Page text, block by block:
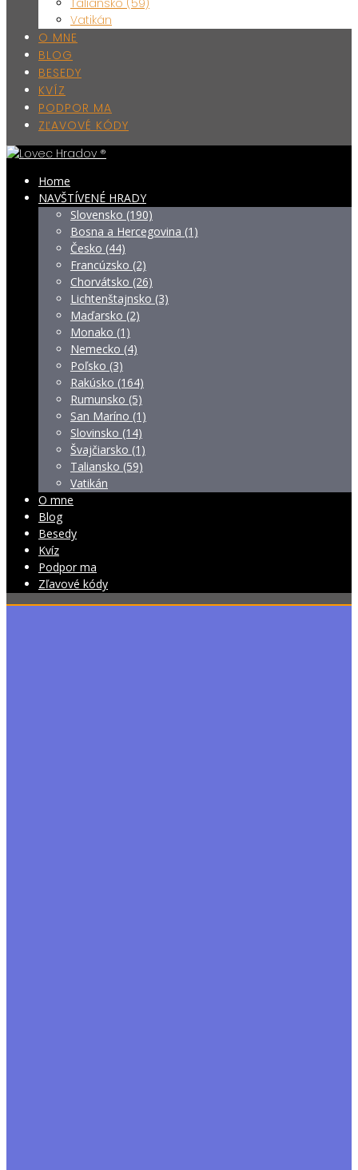
Taliansko (59)
Vatikán
O MNE
BLOG
BESEDY
KVÍZ
PODPOR MA
ZĽAVOVÉ KÓDY
Home
NAVŠTÍVENÉ HRADY
Slovensko (190)
Bosna a Hercegovina (1)
Česko (44)
Francúzsko (2)
Chorvátsko (26)
Lichtenštajnsko (3)
Maďarsko (2)
Monako (1)
Nemecko (4)
Poľsko (3)
Rakúsko (164)
Rumunsko (5)
San Maríno (1)
Slovinsko (14)
Švajčiarsko (1)
Taliansko (59)
Vatikán
O mne
Blog
Besedy
Kvíz
Podpor ma
Zľavové kódy